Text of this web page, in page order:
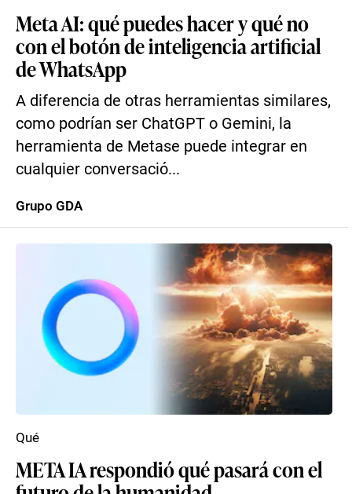
Meta AI: qué puedes hacer y qué no
con el botón de inteligencia artificial
de WhatsApp
A diferencia de otras herramientas similares,
como podrían ser ChatGPT o Gemini, la
herramienta de Metase puede integrar en
cualquier conversació...
Grupo GDA
META IA respondió qué pasará con el
Qué